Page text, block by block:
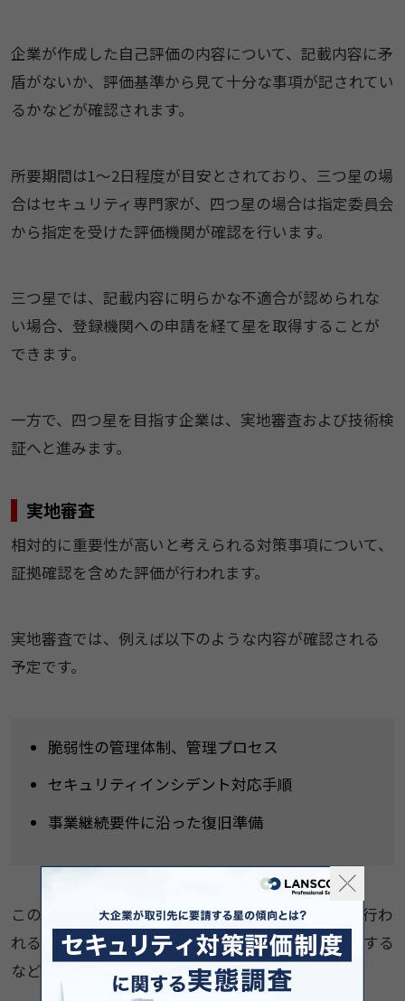
企業が作成した自己評価の内容について、記載内容に矛
盾がないか、評価基準から見て十分な事項が記されてい
るかなどが確認されます。
所要期間は1〜2日程度が目安とされており、三つ星の場
合はセキュリティ専門家が、四つ星の場合は指定委員会
から指定を受けた評価機関が確認を行います。
三つ星では、記載内容に明らかな不適合が認められな
い場合、登録機関への申請を経て星を取得することが
できます。
一方で、四つ星を目指す企業は、実地審査および技術検
証へと進みます。
実地審査
相対的に重要性が高いと考えられる対策事項について、
証拠確認を含めた評価が行われます。
実地審査では、例えば以下のような内容が確認される
予定です。
脆弱性の管理体制、管理プロセス
セキュリティインシデント対応手順
事業継続要件に沿った復旧準備
このような内容について、ヒアリングや規程確認が行わ
れるほか、実際の操作画面を用いて設定状況を確認する
など、証拠に基づいた検証も予定されています。